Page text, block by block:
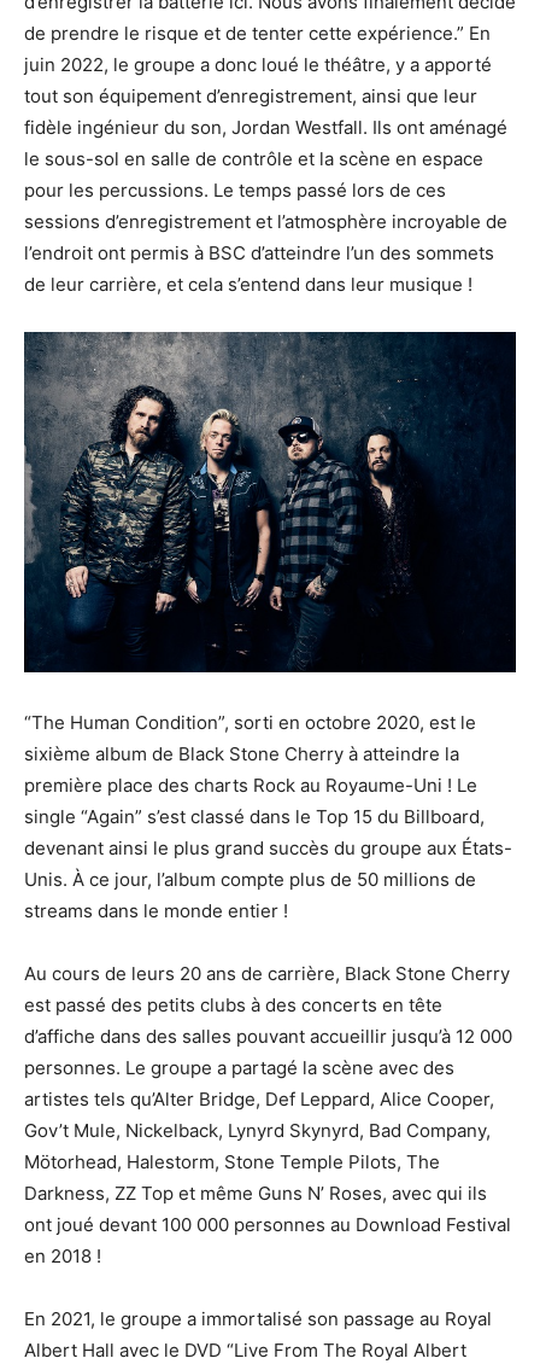
de prendre le risque et de tenter cette expérience.” En
juin 2022, le groupe a donc loué le théâtre, y a apporté
tout son équipement d’enregistrement, ainsi que leur
fidèle ingénieur du son, Jordan Westfall. Ils ont aménagé
le sous-sol en salle de contrôle et la scène en espace
pour les percussions. Le temps passé lors de ces
sessions d’enregistrement et l’atmosphère incroyable de
l’endroit ont permis à BSC d’atteindre l’un des sommets
de leur carrière, et cela s’entend dans leur musique !
“The Human Condition”, sorti en octobre 2020, est le
sixième album de Black Stone Cherry à atteindre la
première place des charts Rock au Royaume-Uni ! Le
single “Again” s’est classé dans le Top 15 du Billboard,
devenant ainsi le plus grand succès du groupe aux États-
Unis. À ce jour, l’album compte plus de 50 millions de
streams dans le monde entier !
Au cours de leurs 20 ans de carrière, Black Stone Cherry
est passé des petits clubs à des concerts en tête
d’affiche dans des salles pouvant accueillir jusqu’à 12 000
personnes. Le groupe a partagé la scène avec des
artistes tels qu’Alter Bridge, Def Leppard, Alice Cooper,
Gov’t Mule, Nickelback, Lynyrd Skynyrd, Bad Company,
Mötorhead, Halestorm, Stone Temple Pilots, The
Darkness, ZZ Top et même Guns N’ Roses, avec qui ils
ont joué devant 100 000 personnes au Download Festival
en 2018 !
En 2021, le groupe a immortalisé son passage au Royal
Albert Hall avec le DVD “Live From The Royal Albert